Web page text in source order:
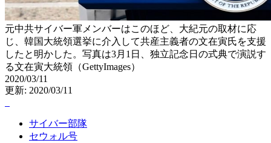
元中共サイバー軍メンバーはこのほど、大紀元の取材に応
じ、韓国大統領選挙に介入して共産主義者の文在寅氏を支援
したと明かした。写真は3月1日、独立記念日の式典で演説す
る文在寅大統領（GettyImages）
2020/03/11
更新: 2020/03/11
サイバー部隊
セウォル号